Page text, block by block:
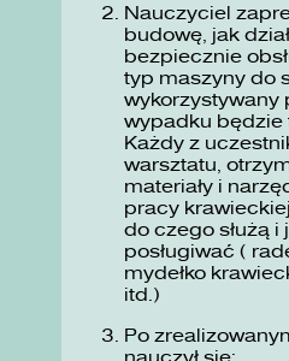
Nauczyciel
budowę, jak
bezpiecznie
typ maszyny do
wykorzystywany
wypadku będzie
Każdy z
warsztatu,
materiały i
pracy
do czego służą i
posługiwać (
mydełko
itd.)
Po